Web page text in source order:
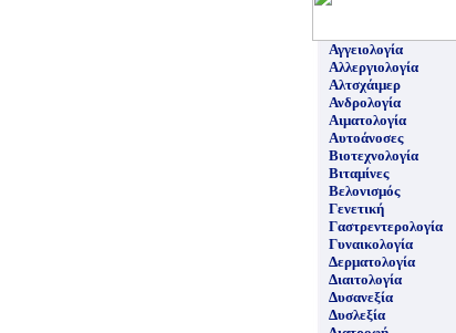
Αγγειολογία
Αλλεργιολογία
Αλτσχάιμερ
Ανδρολογία
Αιματολογία
Αυτοάνοσες
Βιοτεχνολογία
Βιταμίνες
Βελονισμός
Γενετική
Γαστρεντερολογία
Γυναικολογία
Δερματολογία
Διαιτολογία
Δυσανεξία
Δυσλεξία